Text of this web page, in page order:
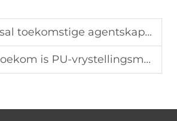
agentskapstowwe omgewings- en prestasiebehoeftes balanseer?
is PU-vrystellingsmiddels met hittebestandheid noodsaaklik vir hoë-temperatuur-skuimprosesse?